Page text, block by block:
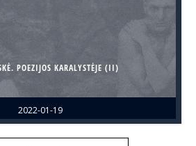
2022-01-19
POEZIJOS KARALYSTĖJE (II)